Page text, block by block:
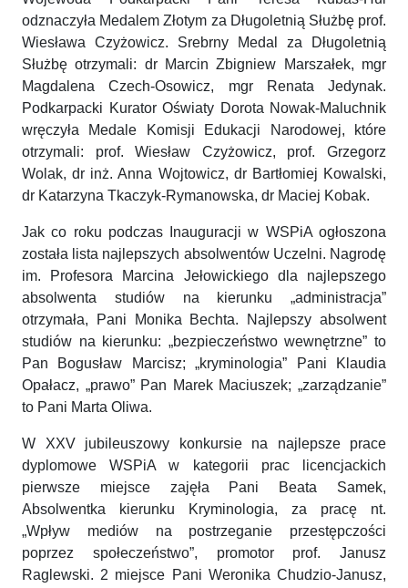
odznaczyła Medalem Złotym za Długoletnią Służbę prof.
Wiesława Czyżowicz. Srebrny Medal za Długoletnią
Służbę otrzymali: dr Marcin Zbigniew Marszałek, mgr
Magdalena Czech-Osowicz, mgr Renata Jedynak.
Podkarpacki Kurator Oświaty Dorota Nowak-Maluchnik
wręczyła Medale Komisji Edukacji Narodowej, które
otrzymali: prof. Wiesław Czyżowicz, prof. Grzegorz
Wolak, dr inż. Anna Wojtowicz, dr Bartłomiej Kowalski,
dr Katarzyna Tkaczyk-Rymanowska, dr Maciej Kobak.
Jak co roku podczas Inauguracji w WSPiA ogłoszona
została lista najlepszych absolwentów Uczelni. Nagrodę
im. Profesora Marcina Jełowickiego dla najlepszego
absolwenta studiów na kierunku „administracja”
otrzymała, Pani Monika Bechta. Najlepszy absolwent
studiów na kierunku: „bezpieczeństwo wewnętrzne” to
Pan Bogusław Marcisz; „kryminologia” Pani Klaudia
Opałacz, „prawo” Pan Marek Maciuszek; „zarządzanie”
to Pani Marta Oliwa.
W XXV jubileuszowy konkursie na najlepsze prace
dyplomowe WSPiA w kategorii prac licencjackich
pierwsze miejsce zajęła Pani Beata Samek,
Absolwentka kierunku Kryminologia, za pracę nt.
„Wpływ mediów na postrzeganie przestępczości
poprzez społeczeństwo”, promotor prof. Janusz
Raglewski. 2 miejsce Pani Weronika Chudzio-Janusz,